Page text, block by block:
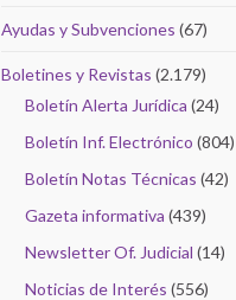
Ayudas y Subvenciones (67)
Boletines y Revistas (2.179)
Boletín Alerta Jurídica (24)
Boletín Inf. Electrónico (804)
Boletín Notas Técnicas (42)
Gazeta informativa (439)
Newsletter Of. Judicial (14)
Noticias de Interés (556)